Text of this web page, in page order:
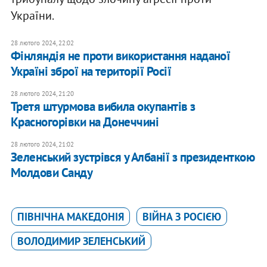
України.
28 лютого 2024, 22:02
Фінляндія не проти використання наданої
Україні зброї на території Росії
28 лютого 2024, 21:20
Третя штурмова вибила окупантів з
Красногорівки на Донеччині
28 лютого 2024, 21:02
Зеленський зустрівся у Албанії з президенткою
Молдови Санду
ПІВНІЧНА МАКЕДОНІЯ
ВІЙНА З РОСІЄЮ
ВОЛОДИМИР ЗЕЛЕНСЬКИЙ